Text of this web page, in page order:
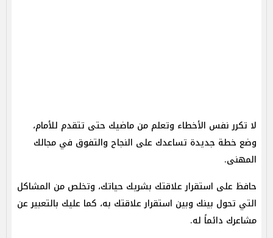
لا تكرر نفس الأخطاء وتعلم من ماضيك حتى تتقدم للأمام،
وضع خطة جديدة تساعدك على النجاح والتفوق في مجالك
المهنى.
حافظ على استقرار علاقتك بشريك حياتك، وتخلص من المشاكل
التي تحول بينك وبين استقرار علاقتك به، كما عليك بالتعبير عن
مشاعرك دائماً له.